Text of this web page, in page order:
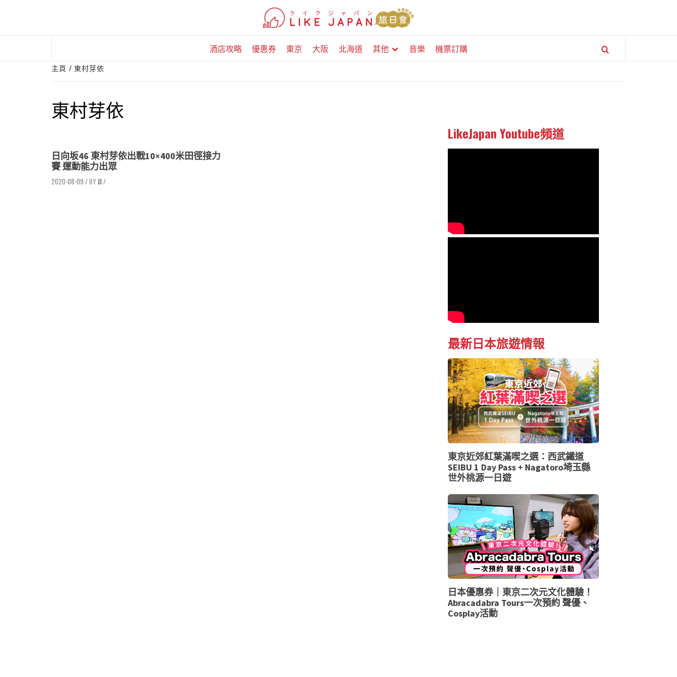
酒店攻略 優惠券 東京 大阪 北海道 其他 音樂 機票訂購
主頁 東村芽依
東村芽依
日向坂46 東村芽依出戰10×400米田徑接力
賽 運動能力出眾
2020-08-09 / JJ /
LikeJapan Youtube頻道
最新日本旅遊情報
東京近郊紅葉滿喫之選：西武鐵道
SEIBU 1 Day Pass + Nagatoro埼玉縣
世外桃源一日遊
日本優惠券｜東京二次元文化體驗！
Abracadabra Tours一次預約 聲優、
Cosplay活動